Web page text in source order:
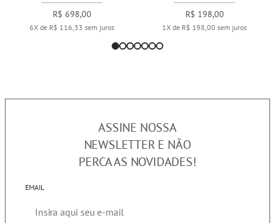
R$ 698,00
6X de R$ 116,33 sem juros
R$ 198,00
1X de R$ 198,00 sem juros
ASSINE NOSSA
NEWSLETTER E NÃO
PERCA AS NOVIDADES!
EMAIL